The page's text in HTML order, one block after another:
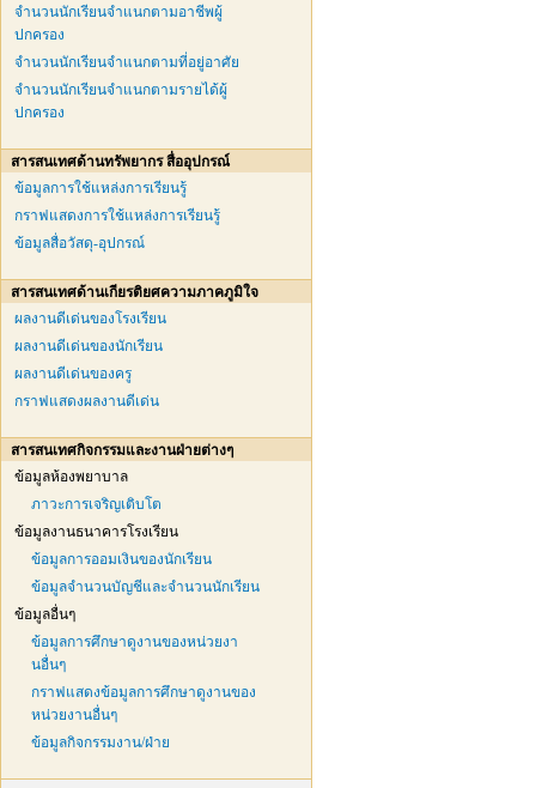
จำนวนนักเรียนจำแนกตามอาชีพผู้
ปกครอง
จำนวนนักเรียนจำแนกตามที่อยู่อาศัย
จำนวนนักเรียนจำแนกตามรายได้ผู้
ปกครอง
สารสนเทศด้านทรัพยากร สื่ออุปกรณ์
ข้อมูลการใช้แหล่งการเรียนรู้
กราฟแสดงการใช้แหล่งการเรียนรู้
ข้อมูลสื่อวัสดุ-อุปกรณ์
สารสนเทศด้านเกียรติยศความภาคภูมิใจ
ผลงานดีเด่นของโรงเรียน
ผลงานดีเด่นของนักเรียน
ผลงานดีเด่นของครู
กราฟแสดงผลงานดีเด่น
สารสนเทศกิจกรรมและงานฝ่ายต่างๆ
ข้อมูลห้องพยาบาล
ภาวะการเจริญเติบโต
ข้อมูลงานธนาคารโรงเรียน
ข้อมูลการออมเงินของนักเรียน
ข้อมูลจำนวนบัญชีและจำนวนนักเรียน
ข้อมูลอื่นๆ
ข้อมูลการศึกษาดูงานของหน่วยงา
นอื่นๆ
กราฟแสดงข้อมูลการศึกษาดูงานของ
หน่วยงานอื่นๆ
ข้อมูลกิจกรรมงาน/ฝ่าย